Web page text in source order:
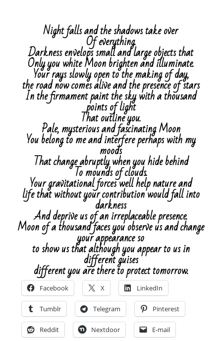
Night falls and the shadows take over
Of everything.
Darkness envelops small and large objects that
Only you white Moon brighten and illuminate.
Your rays slowly open to the making of day,
the road now comes alive and the presence of stars
In the firmament paint the sky with a thousand
points of light
That outline you.
Pale, mysterious and fascinating Moon
You belong to me and interfere perhaps with my
moods
That change abruptly when you hide behind
To mounds of clouds.
Your gravitational forces well help nature and
life that without your contribution would fall into
darkness
And deprive us of an irreplaceable presence.
Moon of a thousand faces you observe us and change
your appearance so
to show us that although you appear to us in
different guises
different you are there to protect tomorrow.
Facebook X LinkedIn
Tumblr Telegram Pinterest
Reddit Nextdoor E-mail